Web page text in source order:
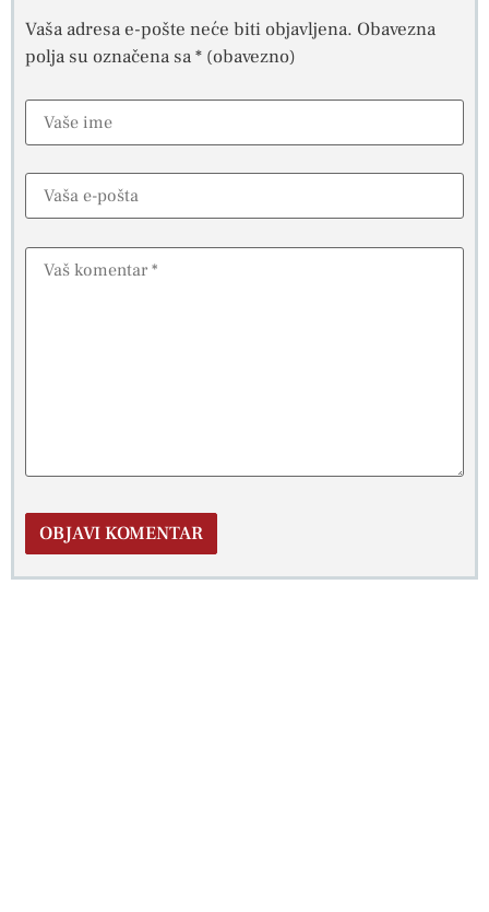
Vaša adresa e-pošte neće biti objavljena. Obavezna
polja su označena sa* (obavezno)